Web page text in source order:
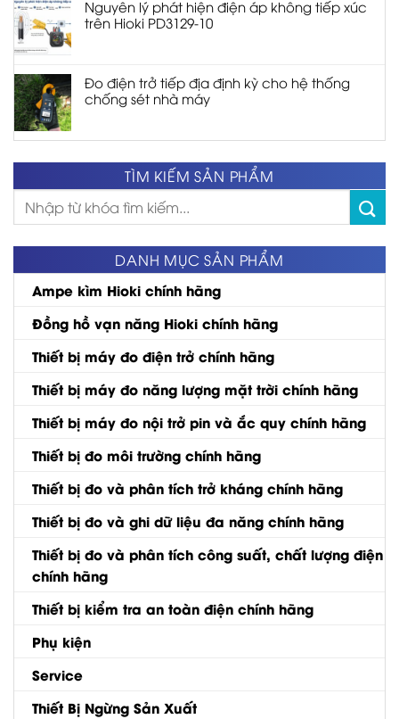
Nguyên lý phát hiện điện áp không tiếp xúc
trên Hioki PD3129-10
Đo điện trở tiếp địa định kỳ cho hệ thống
chống sét nhà máy
TÌM KIẾM SẢN PHẨM
Tìm
kiếm:
DANH MỤC SẢN PHẨM
Ampe kìm Hioki chính hãng
Đồng hồ vạn năng Hioki chính hãng
Thiết bị máy đo điện trở chính hãng
Thiết bị máy đo năng lượng mặt trời chính hãng
Thiết bị máy đo nội trở pin và ắc quy chính hãng
Thiết bị đo môi trường chính hãng
Thiết bị đo và phân tích trở kháng chính hãng
Thiết bị đo và ghi dữ liệu đa năng chính hãng
Thiết bị đo và phân tích công suất, chất lượng điện
chính hãng
Thiết bị kiểm tra an toàn điện chính hãng
Phụ kiện
Service
Thiết Bị Ngừng Sản Xuất